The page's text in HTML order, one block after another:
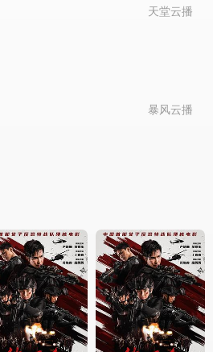
天堂云播
暴风云播